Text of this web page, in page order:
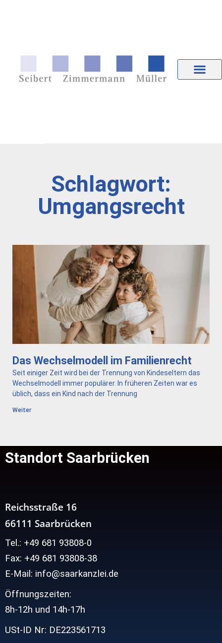
Schlagwort:
Umgangsrecht
Das Wechselmodell im Familienrecht
Seit einiger Zeit wird bei der Trennung von Kindeseltern das
Wechselmodell immer populärer. In früheren Zeiten war es
üblich, dass ein Kind nach der Trennung
Weiter
Standort Saarbrücken
Reichsstraße 16
66111 Saarbrücken
Tel.: +49 681 93808-0
Fax: +49 681 93808-38
E-Mail: info@saarkanzlei.de
Öffnungszeiten:
8h-12h und 14h-17h
USt-ID Nr: DE223561713